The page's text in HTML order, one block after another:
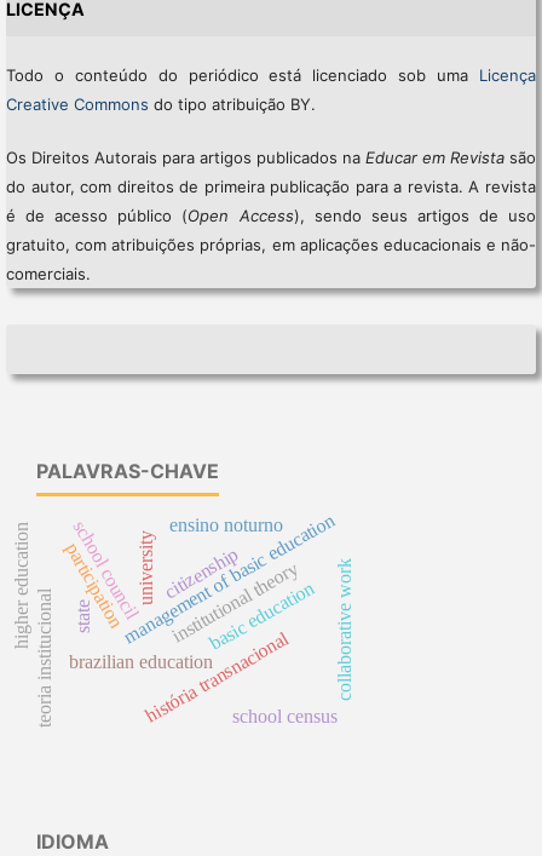
LICENÇA
Todo o conteúdo do periódico está licenciado sob uma Licença
Creative Commons do tipo atribuição BY.
Os Direitos Autorais para artigos publicados naEducar em Revista são
do autor, com direitos de primeira publicação para a revista. A revista
é de acesso público (Open Access), sendo seus artigos de uso
gratuito, com atribuições próprias, em aplicações educacionais e não-
comerciais.
PALAVRAS-CHAVE
história transnacional
brazilian education
management of basic education
school council citizenship
participation
teoria institucional institutional theory
higher education university
ensino noturno
school census
basic education collaborative work
state
IDIOMA